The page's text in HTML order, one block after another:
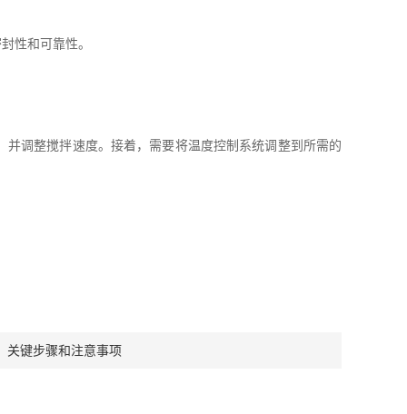
性和可靠性。
调整搅拌速度。接着，需要将温度控制系统调整到所需的
关键步骤和注意事项